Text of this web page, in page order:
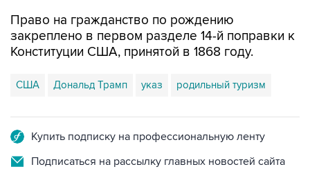
Право на гражданство по рождению
закреплено в первом разделе 14-й поправки к
Конституции США, принятой в 1868 году.
США Дональд Трамп указ родильный туризм
Купить подписку на профессиональную ленту
Подписаться на рассылку главных новостей сайта